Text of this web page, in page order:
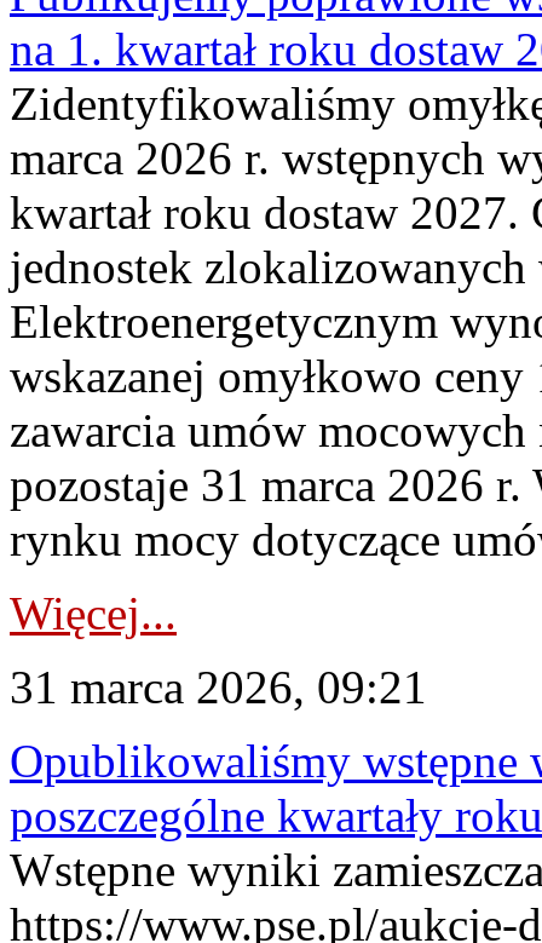
na 1. kwartał roku dostaw
Zidentyfikowaliśmy
marca 2026 r. wstępnych
kwartał roku dostaw
jednostek
Elektroenergetycznym
wskazanej omyłkowo
zawarcia umów
pozostaje 31 marca 2026
rynku mocy dotyczące
Więcej...
31 marca 2026, 09:21
Opublikowaliśmy
poszczególne kwartały
Wstępne wyniki
https://www.pse.pl/aukcje-